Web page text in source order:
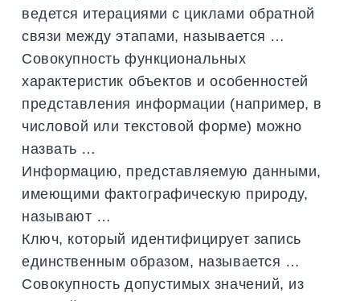
ведется итерациями с циклами обратной
связи между этапами, называется …
Совокупность функциональных
характеристик объектов и особенностей
представления информации (например, в
числовой или текстовой форме) можно
назвать …
Информацию, представляемую данными,
имеющими фактографическую природу,
называют …
Ключ, который идентифицирует запись
единственным образом, называется …
Совокупность допустимых значений, из